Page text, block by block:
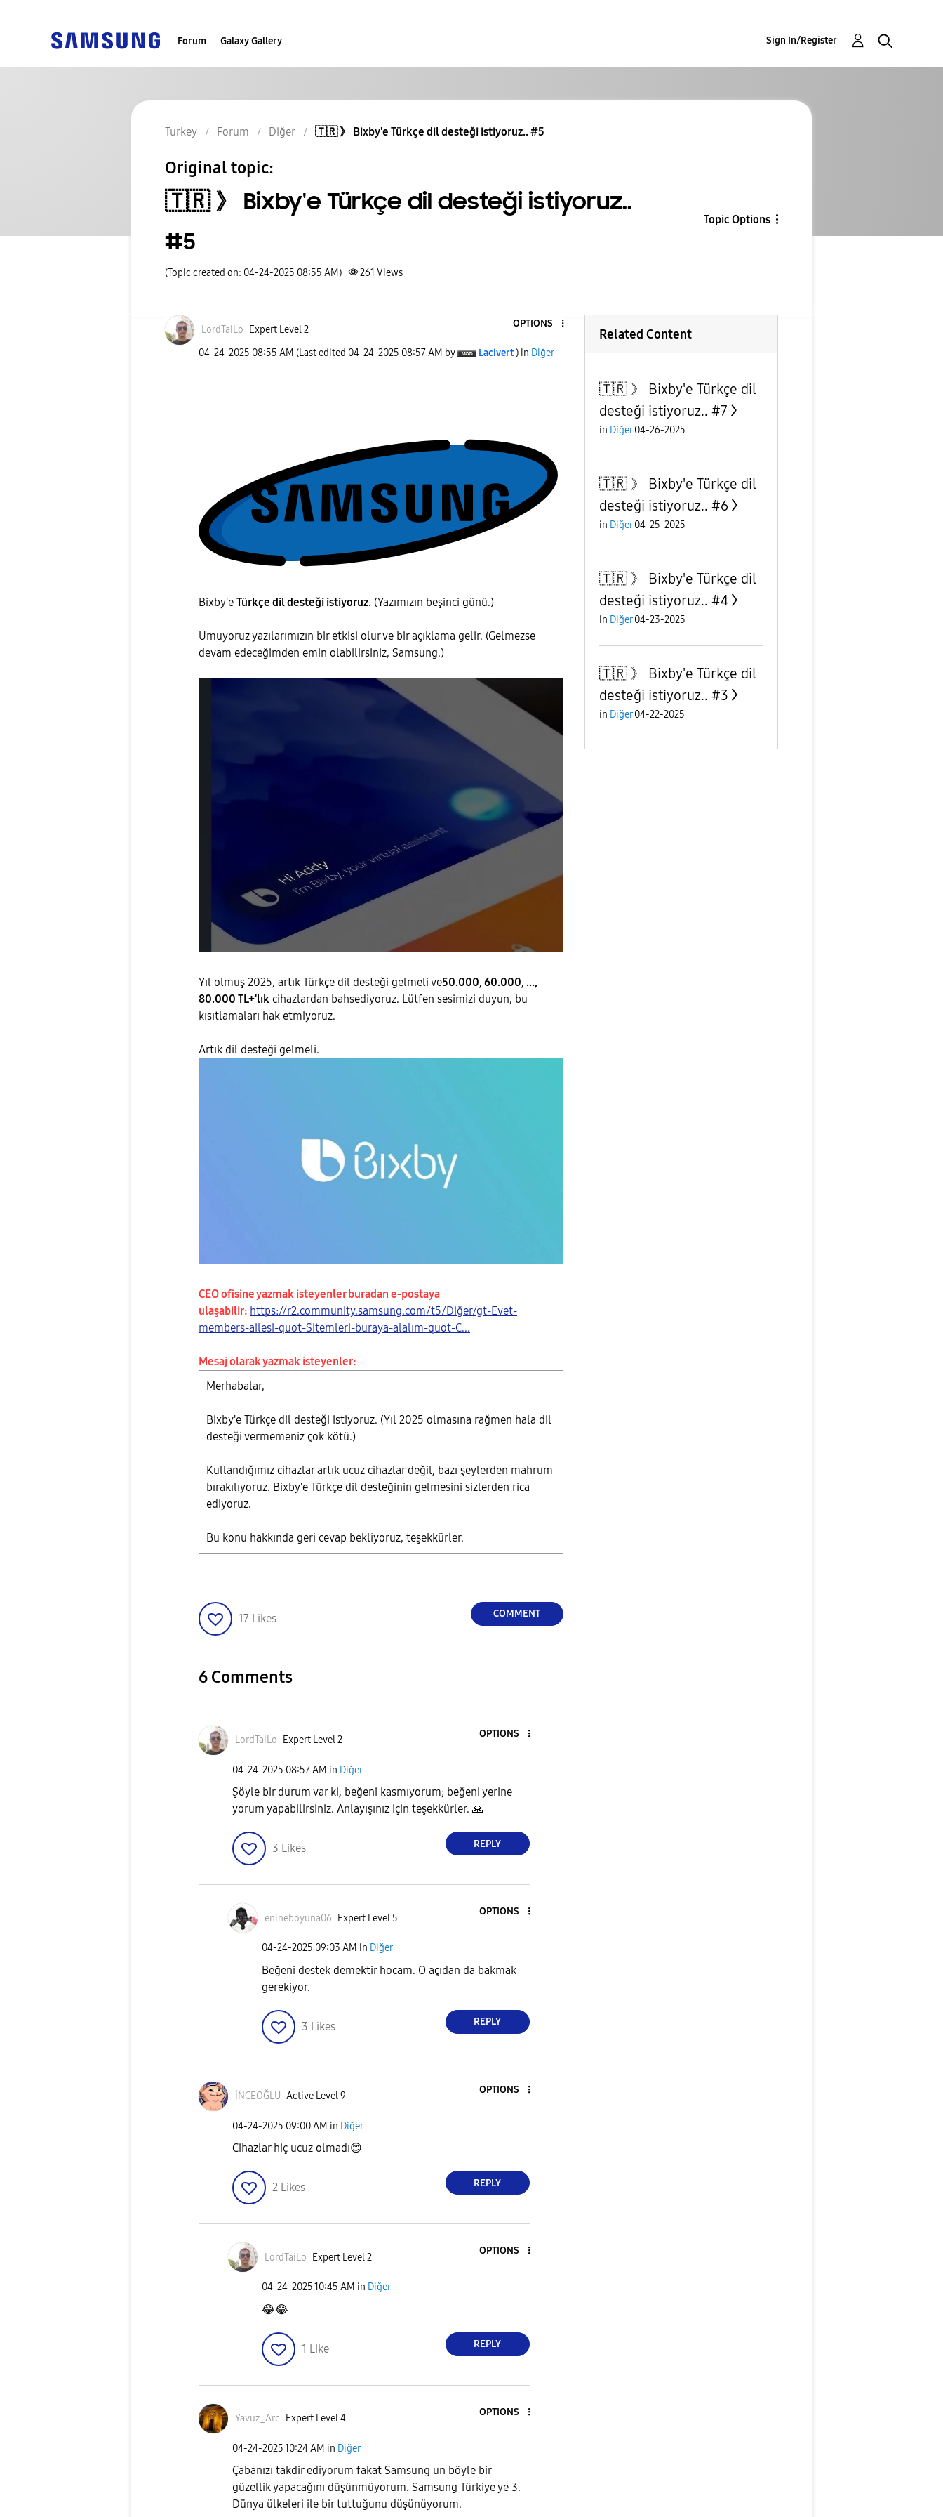
Forum Galaxy Gallery Sign In/Register
Turkey Forum Diğer 🇹🇷 》 Bixby'e Türkçe dil desteği istiyoruz.. #5
Original topic:
🇹🇷 》 Bixby'e Türkçe dil desteği istiyoruz..
#5
Topic Options
(Topic created on: 04-24-2025 08:55 AM) 261 Views
LordTaiLo Expert Level 2
OPTIONS
‎04-24-2025 08:55 AM (Last edited ‎04-24-2025 08:57 AM by Lacivert ) in Diğer
Bixby'e Türkçe dil desteği istiyoruz. (Yazımızın beşinci günü.)
Umuyoruz yazılarımızın bir etkisi olur ve bir açıklama gelir. (Gelmezse
devam edeceğimden emin olabilirsiniz, Samsung.)
Yıl olmuş 2025, artık Türkçe dil desteği gelmeli ve50.000, 60.000, ...,
80.000 TL+'lık cihazlardan bahsediyoruz. Lütfen sesimizi duyun, bu
kısıtlamaları hak etmiyoruz.
Artık dil desteği gelmeli.
CEO ofisine yazmak isteyenler buradan e-postaya
ulaşabilir: https://r2.community.samsung.com/t5/Diğer/gt-Evet-
members-ailesi-quot-Sitemleri-buraya-alalım-quot-C...
Mesaj olarak yazmak isteyenler:
Merhabalar,
Bixby'e Türkçe dil desteği istiyoruz. (Yıl 2025 olmasına rağmen hala dil
desteği vermemeniz çok kötü.)
Kullandığımız cihazlar artık ucuz cihazlar değil, bazı şeylerden mahrum
bırakılıyoruz. Bixby'e Türkçe dil desteğinin gelmesini sizlerden rica
ediyoruz.
Bu konu hakkında geri cevap bekliyoruz, teşekkürler.
17 Likes COMMENT
6 Comments
LordTaiLo Expert Level 2
OPTIONS
‎04-24-2025 08:57 AM in Diğer
Şöyle bir durum var ki, beğeni kasmıyorum; beğeni yerine
yorum yapabilirsiniz. Anlayışınız için teşekkürler. 🙏
3 Likes REPLY
enineboyuna06 Expert Level 5
OPTIONS
‎04-24-2025 09:03 AM in Diğer
Beğeni destek demektir hocam. O açıdan da bakmak
gerekiyor.
3 Likes REPLY
İNCEOĞLU Active Level 9
OPTIONS
‎04-24-2025 09:00 AM in Diğer
Cihazlar hiç ucuz olmadı😊
2 Likes REPLY
LordTaiLo Expert Level 2
OPTIONS
‎04-24-202510:45 AM in Diğer
😂😂
1 Like REPLY
Yavuz_Arc Expert Level 4
OPTIONS
‎04-24-202510:24 AM in Diğer
Çabanızı takdir ediyorum fakat Samsung un böyle bir
güzellik yapacağını düşünmüyorum. Samsung Türkiye ye 3.
Dünya ülkeleri ile bir tuttuğunu düşünüyorum.
Related Content
🇹🇷 》 Bixby'e Türkçe dil
desteği istiyoruz.. #7
in Diğer 04-26-2025
🇹🇷 》 Bixby'e Türkçe dil
desteği istiyoruz.. #6
in Diğer 04-25-2025
🇹🇷 》 Bixby'e Türkçe dil
desteği istiyoruz.. #4
in Diğer 04-23-2025
🇹🇷 》 Bixby'e Türkçe dil
desteği istiyoruz.. #3
in Diğer 04-22-2025